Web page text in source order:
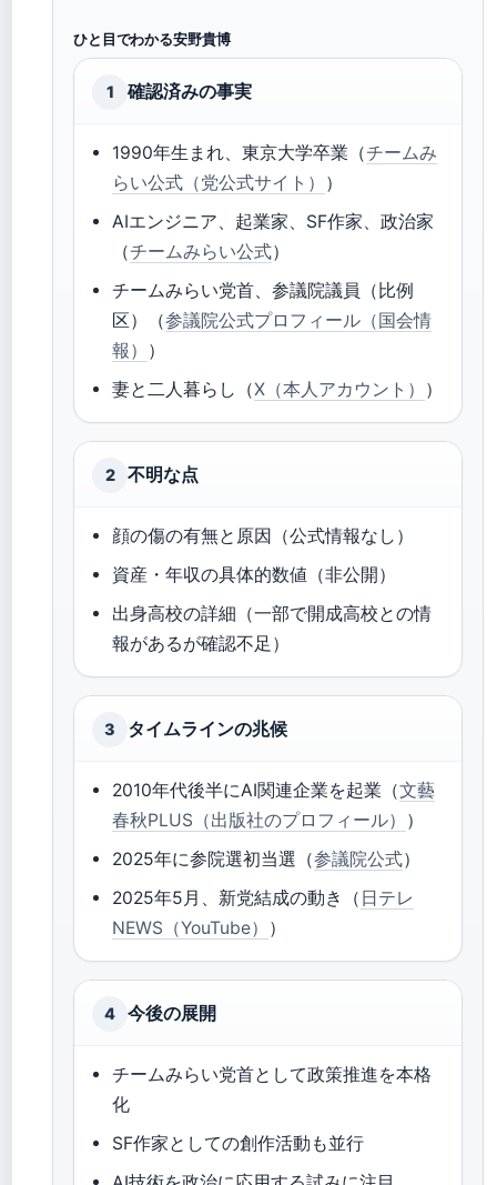
ひと目でわかる安野貴博
1 確認済みの事実
1990年生まれ、東京大学卒業（チームみ
らい公式（党公式サイト） ）
AIエンジニア、起業家、SF作家、政治家
（チームみらい公式）
チームみらい党首、参議院議員（比例
区）（参議院公式プロフィール（国会情
報） ）
妻と二人暮らし（X（本人アカウント） ）
2 不明な点
顔の傷の有無と原因（公式情報なし）
資産・年収の具体的数値（非公開）
出身高校の詳細（一部で開成高校との情
報があるが確認不足）
3 タイムラインの兆候
2010年代後半にAI関連企業を起業（文藝
春秋PLUS（出版社のプロフィール） ）
2025年に参院選初当選（参議院公式）
2025年5月、新党結成の動き（ 日テレ
NEWS（YouTube） ）
4 今後の展開
チームみらい党首として政策推進を本格
化
SF作家としての創作活動も並行